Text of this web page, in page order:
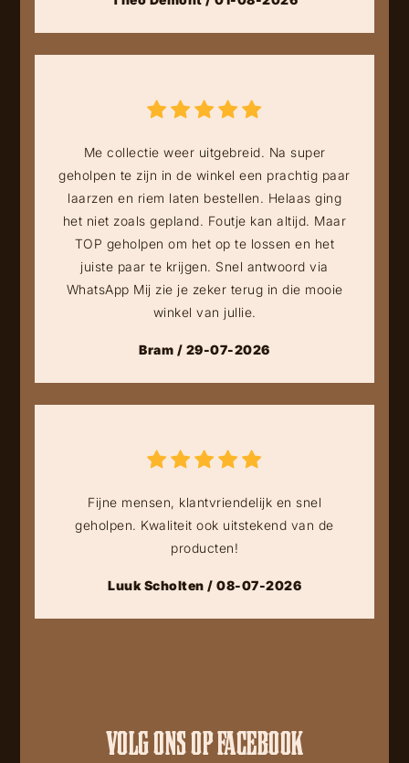
Me collectie weer uitgebreid. Na super
geholpen te zijn in de winkel een prachtig paar
laarzen en riem laten bestellen. Helaas ging
het niet zoals gepland. Foutje kan altijd. Maar
TOP geholpen om het op te lossen en het
juiste paar te krijgen. Snel antwoord via
WhatsApp Mij zie je zeker terug in die mooie
winkel van jullie.
Bram / 29-07-2026
Fijne mensen, klantvriendelijk en snel
geholpen. Kwaliteit ook uitstekend van de
producten!
Luuk Scholten / 08-07-2026
VOLG ONS OP FACEBOOK